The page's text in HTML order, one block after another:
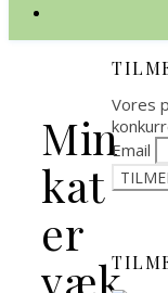
Min
kat
er
væk
Vores
Email